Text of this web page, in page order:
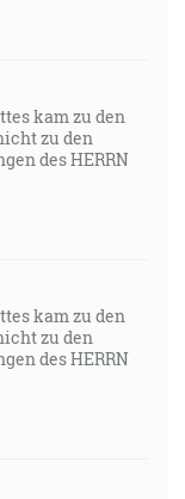
kam zu den
zu den
des HERRN
kam zu den
zu den
des HERRN